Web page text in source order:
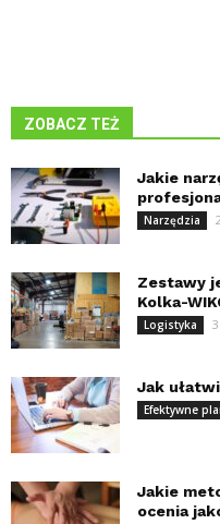
ZOBACZ TEŻ
Jakie
Narzędzia
Zestawy
Kolka-
Logistyka
Jak
Efektywne
Jakie
ocenia